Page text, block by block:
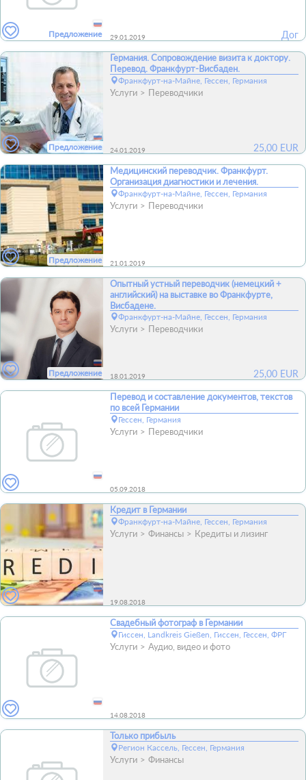
Предложение 29.01.2019 Дог
Предложение
Германия. Сопровождение визита к доктору.
Перевод. Франкфурт-Висбаден.
Франкфурт-на-Майне, Гессен, Германия
Услуги Переводчики
24.01.2019 25,00 EUR
Предложение
Медицинский переводчик. Франкфурт.
Организация диагностики и лечения.
Франкфурт-на-Майне, Гессен, Германия
Услуги Переводчики
21.01.2019
Предложение
Опытный устный переводчик (немецкий +
английский) на выставке во Франкфурте,
Висбадене.
Франкфурт-на-Майне, Гессен, Германия
Услуги Переводчики
18.01.2019 25,00 EUR
Перевод и составление документов, текстов
по всей Германии
Гессен, Германия
Услуги Переводчики
05.09.2018
Кредит в Германии
Франкфурт-на-Майне, Гессен, Германия
Услуги Финансы Кредиты и лизинг
19.08.2018
Свадебный фотограф в Германии
Гиссен, Landkreis Gießen, Гиссен, Гессен, ФРГ
Услуги Аудио, видео и фото
14.08.2018
Только прибыль
Регион Кассель, Гессен, Германия
Услуги Финансы